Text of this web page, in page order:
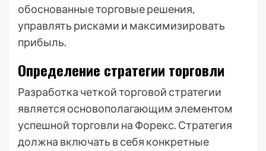
обоснованные торговые решения,
управлять рисками и максимизировать
прибыль.
Определение стратегии торговли
Разработка четкой торговой стратегии
является основополагающим элементом
успешной торговли на Форекс. Стратегия
должна включать в себя конкретные